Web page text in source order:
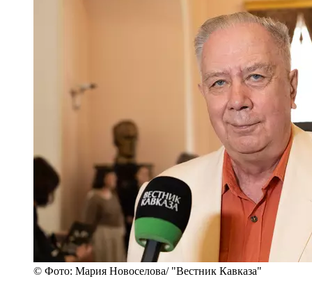
© Фото: Мария Новоселова/ "Вестник Кавказа"